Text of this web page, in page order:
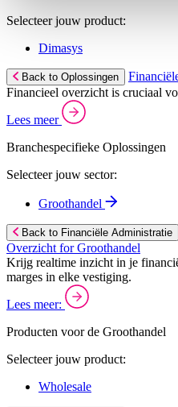
Selecteer jouw product:
Dimasys
Back to Oplossingen
Financieel overzicht is cruciaal
Lees meer
Branchespecifieke Oplossingen
Selecteer jouw sector:
Groothandel
Back to Financiële Administratie
Overzicht for Groothandel
Krijg realtime inzicht in je
marges in elke vestiging.
Lees meer:
Producten voor de Groothandel
Selecteer jouw product:
Wholesale